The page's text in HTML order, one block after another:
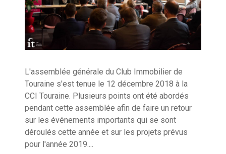
L'assemblée générale du Club Immobilier de
Touraine s'est tenue le 12 décembre 2018 à la
CCI Touraine. Plusieurs points ont été abordés
pendant cette assemblée afin de faire un retour
sur les événements importants qui se sont
déroulés cette année et sur les projets prévus
pour l'année 2019....